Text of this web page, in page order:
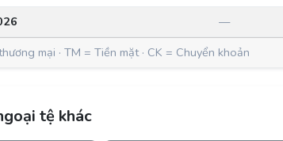
—
mại · TM = Tiền mặt · CK = Chuyển khoản
tệ khác